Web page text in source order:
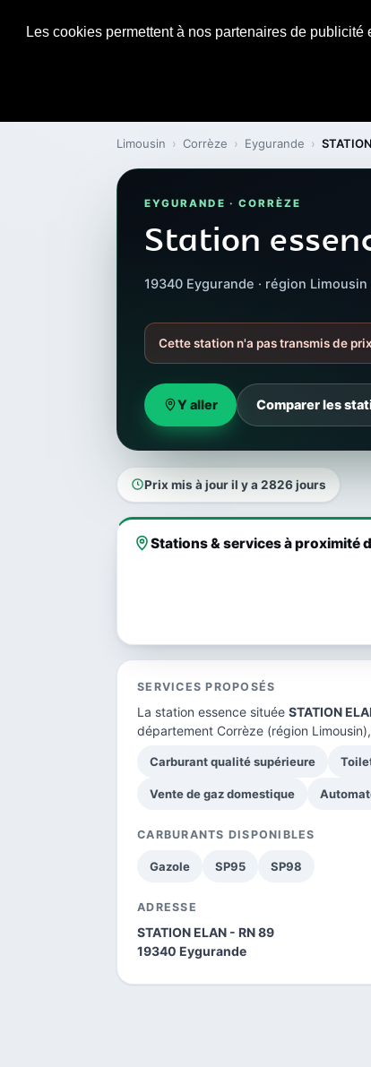
Les cookies permettent à nos partenaires de
Limousin › Corrèze › Eygurande ›
EYGURANDE · CORRÈZE
Station
19340 Eygurande · région Limousin
Cette station n'a pas transmis de
Y aller Comparer les
Prix mis à jour il y a 2826 jours
Stations & services à proximité
SERVICES PROPOSÉS
La station essence située STATION
département Corrèze (région
Carburant qualité supérieure
Vente de gaz domestique
CARBURANTS DISPONIBLES
Gazole SP95 SP98
ADRESSE
STATION ELAN - RN 89
19340 Eygurande